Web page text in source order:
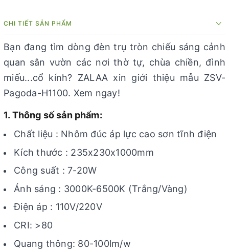
CHI TIẾT SẢN PHẨM
Bạn đang tìm dòng đèn trụ tròn chiếu sáng cảnh
quan sân vườn các nơi thờ tự, chùa chiền, đình
miếu...cổ kính? ZALAA xin giới thiệu mẫu ZSV-
Pagoda-H1100. Xem ngay!
1. Thông số sản phẩm:
Chất liệu : Nhôm đúc áp lực cao sơn tĩnh điện
Kích thước : 235x230x1000mm
Công suất : 7-20W
Ánh sáng : 3000K-6500K (Trắng/Vàng)
Điện áp : 110V/220V
CRI: >80
Quang thông: 80-100lm/w